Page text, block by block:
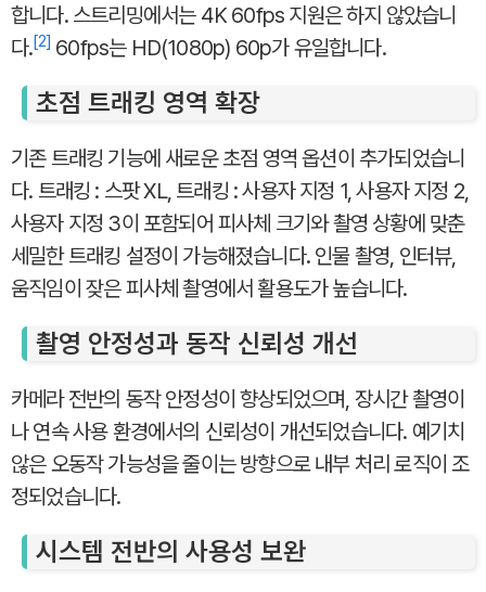
합니다. 스트리밍에서는 4K 60fps 지원은 하지 않았습니
다. 2 60fps는 HD(1080p) 60p가 유일합니다.
초점 트래킹 영역 확장
기존 트래킹 기능에 새로운 초점 영역 옵션이 추가되었습니
다. 트래킹 : 스팟 XL, 트래킹 : 사용자 지정 1, 사용자 지정 2,
사용자 지정 3이 포함되어 피사체 크기와 촬영 상황에 맞춘
세밀한 트래킹 설정이 가능해졌습니다. 인물 촬영, 인터뷰,
움직임이 잦은 피사체 촬영에서 활용도가 높습니다.
촬영 안정성과 동작 신뢰성 개선
카메라 전반의 동작 안정성이 향상되었으며, 장시간 촬영이
나 연속 사용 환경에서의 신뢰성이 개선되었습니다. 예기치
않은 오동작 가능성을 줄이는 방향으로 내부 처리 로직이 조
정되었습니다.
시스템 전반의 사용성 보완